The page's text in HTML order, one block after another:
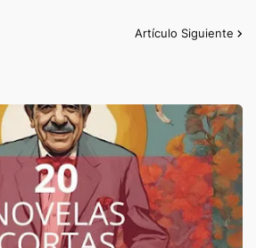
Artículo Siguiente